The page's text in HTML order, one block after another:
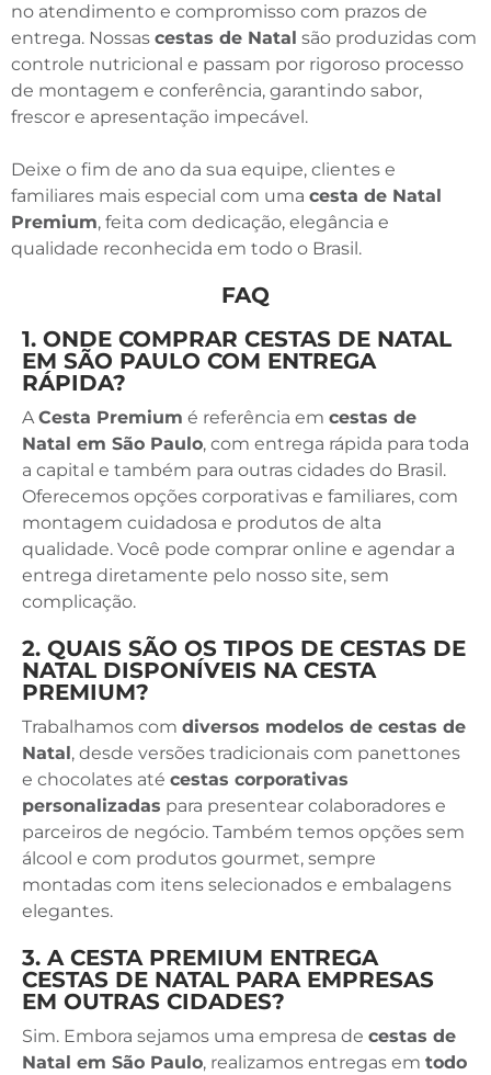
no atendimento e compromisso com prazos de
entrega. Nossas cestas de Natal são produzidas com
controle nutricional e passam por rigoroso processo
de montagem e conferência, garantindo sabor,
frescor e apresentação impecável.
Deixe o fim de ano da sua equipe, clientes e
familiares mais especial com uma cesta de Natal
Premium, feita com dedicação, elegância e
qualidade reconhecida em todo o Brasil.
FAQ
1. ONDE COMPRAR CESTAS DE NATAL
EM SÃO PAULO COM ENTREGA
RÁPIDA?
ACesta Premium é referência em cestas de
Natal em São Paulo, com entrega rápida para toda
a capital e também para outras cidades do Brasil.
Oferecemos opções corporativas e familiares, com
montagem cuidadosa e produtos de alta
qualidade. Você pode comprar online e agendar a
entrega diretamente pelo nosso site, sem
complicação.
2. QUAIS SÃO OS TIPOS DE CESTAS DE
NATAL DISPONÍVEIS NA CESTA
PREMIUM?
Trabalhamos com diversos modelos de cestas de
Natal , desde versões tradicionais com panettones
e chocolates até cestas corporativas
personalizadas para presentear colaboradores e
parceiros de negócio. Também temos opções sem
álcool e com produtos gourmet, sempre
montadas com itens selecionados e embalagens
elegantes.
3. A CESTA PREMIUM ENTREGA
CESTAS DE NATAL PARA EMPRESAS
EM OUTRAS CIDADES?
Sim. Embora sejamos uma empresa de cestas de
Natal em São Paulo, realizamos entregas em todo